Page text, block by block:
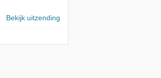
Bekijk uitzending